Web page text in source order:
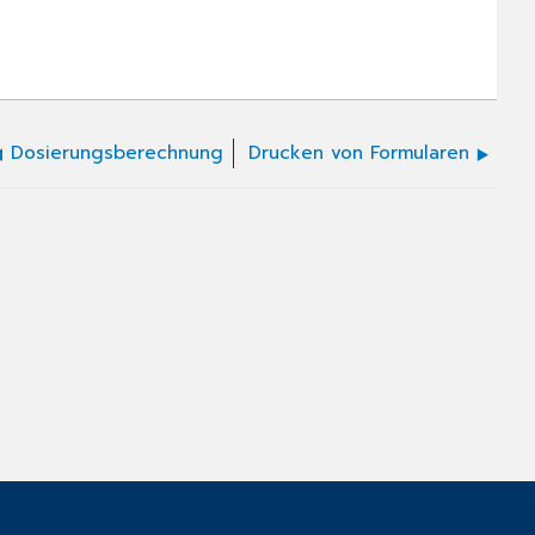
Dosierungsberechnung Drucken von Formularen